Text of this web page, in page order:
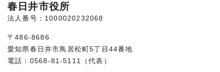
春日井市役所
法人番号：1000020232068
〒486-8686
愛知県春日井市鳥居松町5丁目44番地
電話：0568-81-5111（代表）